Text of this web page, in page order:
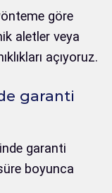
göre
aletler veya
açıyoruz.
garanti
garanti
boyunca